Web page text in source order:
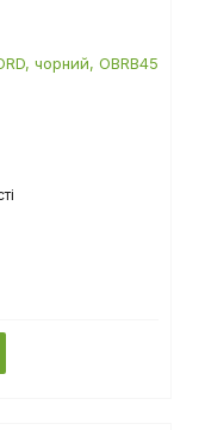
чорний, OBRB45